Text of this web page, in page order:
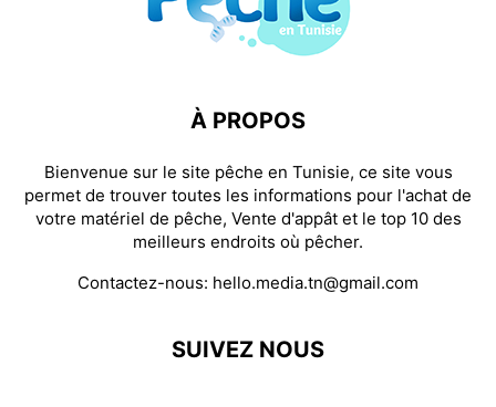
À PROPOS
Bienvenue sur le site pêche en Tunisie, ce site vous
permet de trouver toutes les informations pour l'achat de
votre matériel de pêche, Vente d'appât et le top 10 des
meilleurs endroits où pêcher.
Contactez-nous: hello.media.tn@gmail.com
SUIVEZ NOUS